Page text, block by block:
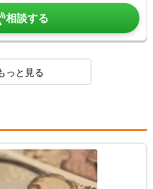
相談する
っと見る